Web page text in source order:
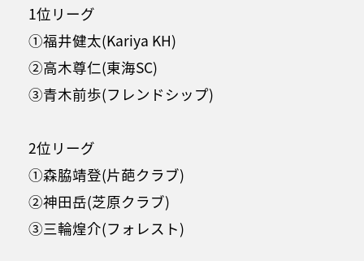
1位リーグ
①福井健太(Kariya KH)
②高木尊仁(東海SC)
③青木前歩(フレンドシップ)
2位リーグ
①森脇靖登(片葩クラブ)
②神田岳(芝原クラブ)
③三輪煌介(フォレスト)